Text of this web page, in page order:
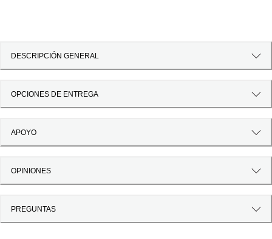
DESCRIPCIÓN GENERAL
OPCIONES DE ENTREGA
APOYO
OPINIONES
PREGUNTAS